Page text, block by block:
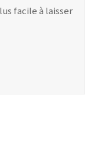
facile à laisser